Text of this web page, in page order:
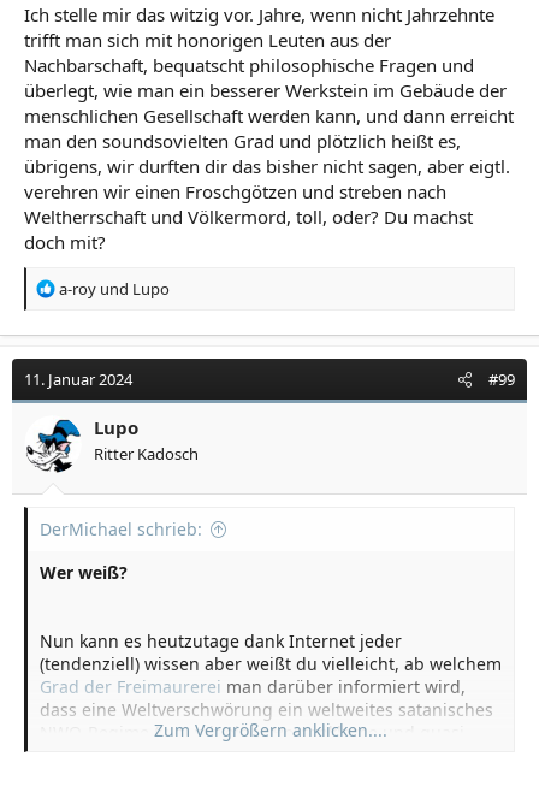
Ich stelle mir das witzig vor. Jahre, wenn nicht Jahrzehnte
trifft man sich mit honorigen Leuten aus der
Nachbarschaft, bequatscht philosophische Fragen und
überlegt, wie man ein besserer Werkstein im Gebäude der
menschlichen Gesellschaft werden kann, und dann erreicht
man den soundsovielten Grad und plötzlich heißt es,
übrigens, wir durften dir das bisher nicht sagen, aber eigtl.
verehren wir einen Froschgötzen und streben nach
Weltherrschaft und Völkermord, toll, oder? Du machst
doch mit?
R
a
t
i
o
n
e
a-roy und Lupo
11. Januar 2024 #99
Lupo
Ritter Kadosch
DerMichael schrieb:
Wer weiß?
Nun kann es heutzutage dank Internet jeder
(tendenziell) wissen aber weißt du vielleicht, ab welchem
Grad der Freimaurerei man darüber informiert wird,
dass eine Weltverschwörung ein weltweites satanisches
NWO-Regime (u.a. mit einer Herrenklasse und quasi
Zum Vergrößern anklicken....